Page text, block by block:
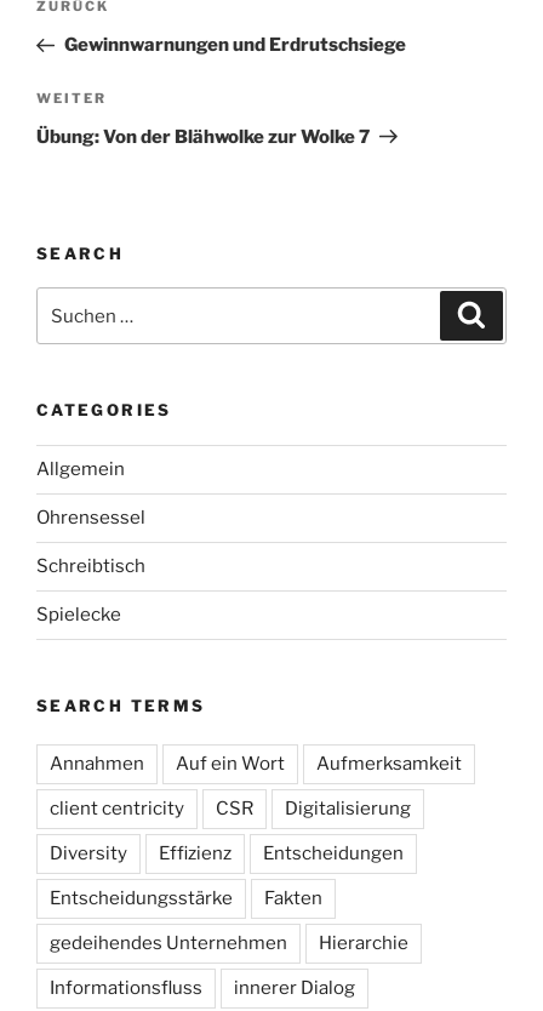
Vorheriger
Beitrag
ZURÜCK
Gewinnwarnungen und Erdrutschsiege
Nächster
Beitrag
WEITER
Übung: Von der Blähwolke zur Wolke 7
SEARCH
nach:
CATEGORIES
Allgemein
Ohrensessel
Schreibtisch
Spielecke
SEARCH TERMS
Annahmen Auf ein Wort Aufmerksamkeit
client centricity CSR Digitalisierung
Diversity Effizienz Entscheidungen
Entscheidungsstärke Fakten
gedeihendes Unternehmen Hierarchie
Informationsfluss innerer Dialog